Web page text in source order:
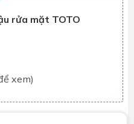
rửa mặt TOTO
xem)